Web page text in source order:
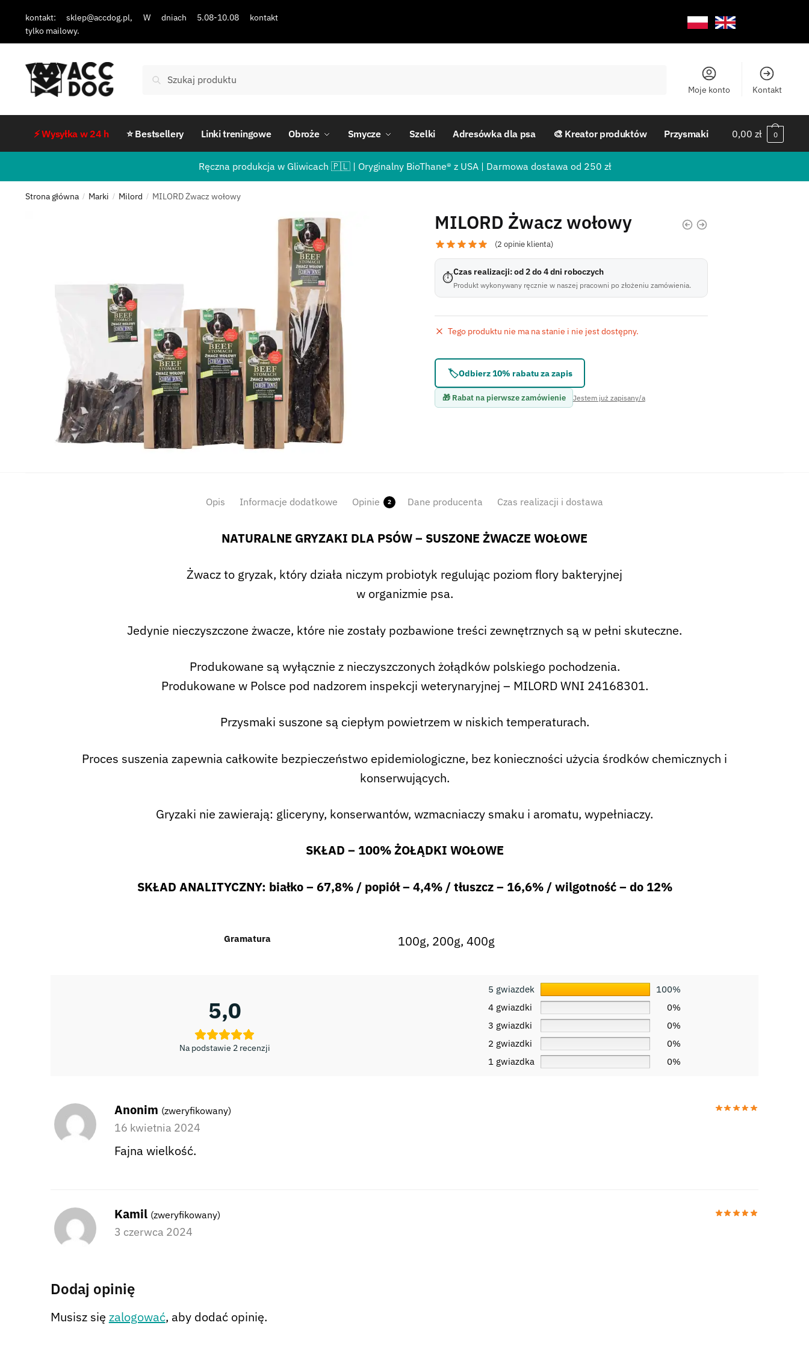
kontakt: sklep@accdog.pl, W dniach 5.08-10.08 kontakt
tylko mailowy.
Szukaj
Moje konto Kontakt
⚡ Wysyłka w 24 h ⭐ Bestsellery Linki treningowe Obroże Smycze Szelki Adresówka dla psa 🎨 Kreator produktów Przysmaki 0,00zł 0
Ręczna produkcja w Gliwicach 🇵🇱 | Oryginalny BioThane® z USA | Darmowa dostawa od 250 zł
Strona główna / Marki / Milord / MILORD Żwacz wołowy
MILORD Żwacz wołowy
(2 opinie klienta)
⏱Czas realizacji: od 2 do 4 dni roboczych
Produkt wykonywany ręcznie w naszej pracowni po złożeniu zamówienia.
Tego produktu nie ma na stanie i nie jest dostępny.
🏷️Odbierz 10% rabatu za zapis
🎁 Rabat na pierwsze zamówienie Jestem już zapisany/a
Opis Informacje dodatkowe Opinie 2 Dane producenta Czas realizacji i dostawa
NATURALNE GRYZAKI DLA PSÓW – SUSZONE ŻWACZE WOŁOWE
Żwacz to gryzak, który działa niczym probiotyk regulując poziom flory bakteryjnej
w organizmie psa.
Jedynie nieczyszczone żwacze, które nie zostały pozbawione treści zewnętrznych są w pełni skuteczne.
Produkowane są wyłącznie z nieczyszczonych żołądków polskiego pochodzenia.
Produkowane w Polsce pod nadzorem inspekcji weterynaryjnej – MILORD WNI 24168301.
Przysmaki suszone są ciepłym powietrzem w niskich temperaturach.
Proces suszenia zapewnia całkowite bezpieczeństwo epidemiologiczne, bez konieczności użycia środków chemicznych i
konserwujących.
Gryzaki nie zawierają: gliceryny, konserwantów, wzmacniaczy smaku i aromatu, wypełniaczy.
SKŁAD – 100% ŻOŁĄDKI WOŁOWE
SKŁAD ANALITYCZNY: białko – 67,8% / popiół – 4,4% / tłuszcz – 16,6% / wilgotność – do 12%
Gramatura 100g, 200g, 400g
5,0
Na podstawie 2 recenzji
5 gwiazdek
100%
4 gwiazdki
0%
3 gwiazdki
0%
2 gwiazdki
0%
1 gwiazdka
0%
Anonim (zweryfikowany)
16 kwietnia 2024
Fajna wielkość.
Kamil (zweryfikowany)
3 czerwca 2024
Dodaj opinię
Musisz się zalogować, aby dodać opinię.